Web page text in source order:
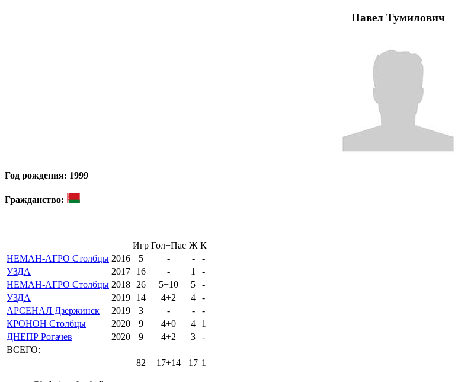
Павел Тумилович
Год рождения: 1999
Гражданство:
Игр Гол+Пас Ж К
НЕМАН-АГРО Столбцы 2016 5 - -
-
УЗДА
2017 16 - 1
-
НЕМАН-АГРО Столбцы 2018 26 5+10 5
-
УЗДА
2019 14 4+2 4
-
АРСЕНАЛ Дзержинск
2019 3 - -
-
КРОНОН Столбцы
2020 9 4+0 4
1
ДНЕПР Рогачев
2020 9 4+2 3
-
ВСЕГО:
82
17+14 17 1